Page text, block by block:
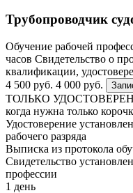
Трубопроводчик
Обучение рабочей
часов Свидетельство о
квалификации,
4 500 руб. 4 000 руб.
ТОЛЬКО
когда нужна только
Удостоверение
рабочего разряда
Выписка из протокола
Свидетельство
профессии
1 день